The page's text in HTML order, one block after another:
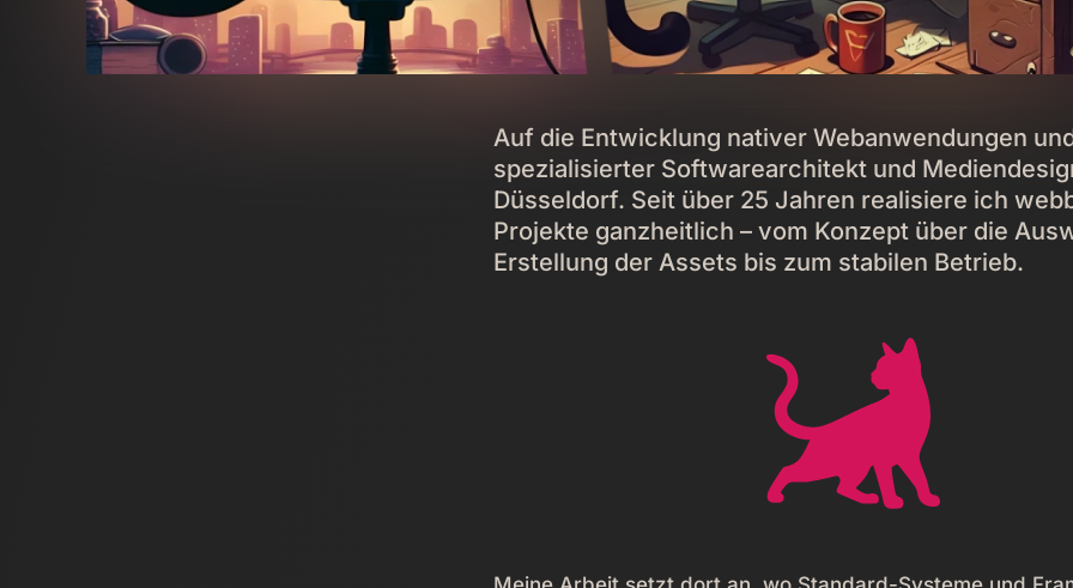
Auf die Entwicklung nativer Webanwendungen
spezialisierter Softwarearchitekt und
Düsseldorf. Seit über 25 Jahren realisiere ich
Projekte ganzheitlich – vom Konzept über die
Erstellung der Assets bis zum stabilen Betrieb.